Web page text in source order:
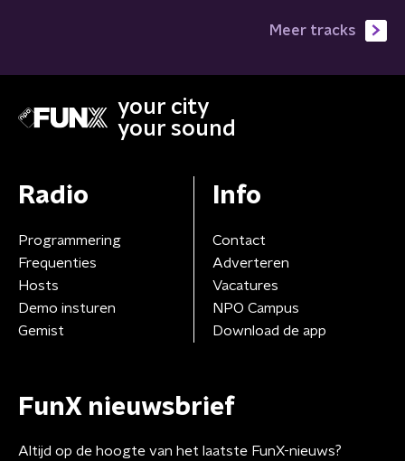
Meer tracks
your city
your sound
Radio
Programmering
Frequenties
Hosts
Demo insturen
Gemist
Info
Contact
Adverteren
Vacatures
NPO Campus
Download de app
FunX nieuwsbrief
Altijd op de hoogte van het laatste FunX-nieuws?